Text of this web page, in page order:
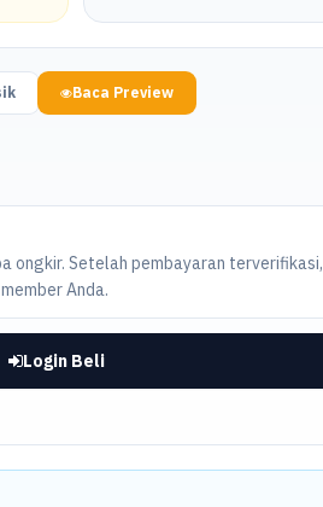
Baca Preview
ongkir. Setelah pembayaran terverifikasi,
Anda.
Login Beli